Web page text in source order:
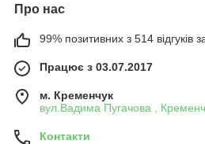
Про нас
99% позитивних з 514 відгуків
Працює з 03.07.2017
м. Кременчук
вул.Вадима Пугачова ,
Контакти